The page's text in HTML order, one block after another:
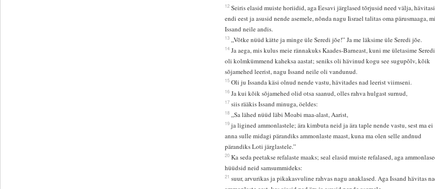
12 Seiris elasid muiste horiidid, aga Eesavi järglased tõrjusid need välja,
endi eest ja asusid nende asemele, nõnda nagu Iisrael talitas oma pärusmaaga,
Issand neile andis.
13 „Võtke nüüd kätte ja minge üle Seredi jõe!” Ja me läksime üle Seredi jõe.
14 Ja aega, mis kulus meie rännakuks Kaades-Barneast, kuni me ületasime
oli kolmkümmend kaheksa aastat; seniks oli hävinud kogu see sugupõlv, kõik
sõjamehed leerist, nagu Issand neile oli vandunud.
15 Oli ju Issanda käsi olnud nende vastu, hävitades nad leerist viimseni.
16 Ja kui kõik sõjamehed olid otsa saanud, olles rahva hulgast surnud,
17 siis rääkis Issand minuga, öeldes:
18 „Sa lähed nüüd läbi Moabi maa-alast, Aarist,
19 ja ligined ammonlastele; ära kimbuta neid ja ära taple nende vastu, sest ma ei
anna sulle midagi pärandiks ammonlaste maast, kuna ma olen selle andnud
pärandiks Loti järglastele.”
20 Ka seda peetakse refalaste maaks; seal elasid muiste refalased, aga
hüüdsid neid samsummideks:
21 suur, arvurikas ja pikakasvuline rahvas nagu anaklased. Aga Issand hävitas